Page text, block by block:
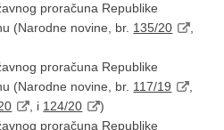
proračuna Republike
(Narodne novine, br. 135/20
proračuna Republike
(Narodne novine, br. 117/19
, i 124/20
)
proračuna Republike